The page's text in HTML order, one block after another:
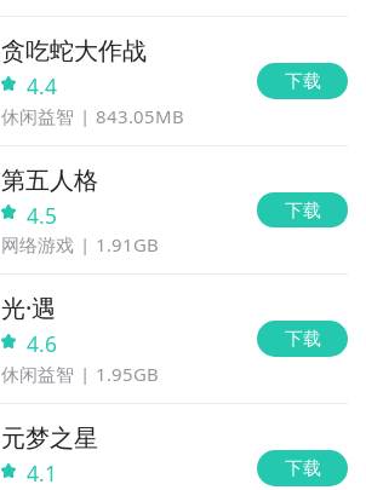
贪吃蛇大作战
4.4
休闲益智 843.05MB
下载
第五人格
4.5
网络游戏 1.91GB
下载
光·遇
4.6
休闲益智 1.95GB
下载
元梦之星
4.1 下载